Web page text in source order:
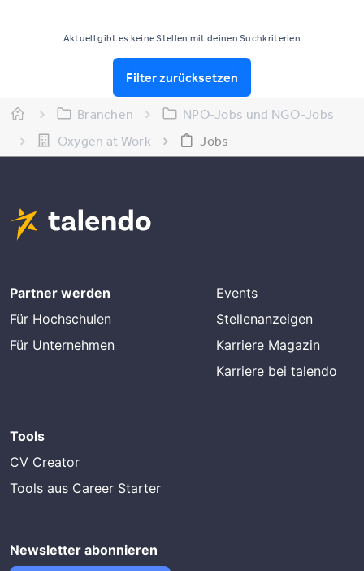
Aktuell gibt es keine Stellen mit deinen Suchkriterien
Filter zurücksetzen
Branchen
NPO-Jobs und NGO-Jobs
Oxygen at Work
Jobs
Partner werden
Für Hochschulen
Für Unternehmen
Events
Stellenanzeigen
Karriere Magazin
Karriere bei talendo
Tools
CV Creator
Tools aus Career Starter
Newsletter abonnieren